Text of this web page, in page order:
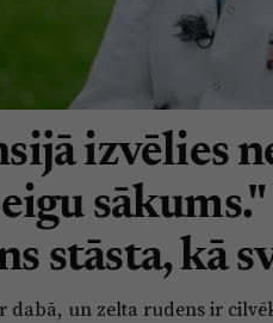
izvēlies
stāsta, kā
dabā, un zelta rudens ir